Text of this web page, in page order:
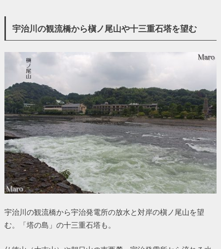
宇治川の観流橋から槇ノ尾山や十三重石塔を望む
宇治川の観流橋から宇治発電所の放水と対岸の槇ノ尾山を望
む。「塔の島」の十三重石塔も。